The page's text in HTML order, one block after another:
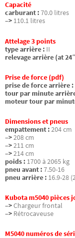
Capacité
carburant :70.0 litres
–> 110.1 litres
Attelage 3 points
type arrière : II
relevage arrière (at
Prise de force (pdf)
prise de force arrière :
tour par minute
moteur tour par
Dimensions et pneus
empattement :204 cm
–>208 cm
–>211 cm
–>214 cm
poids : 1700 à 2065 kg
pneu avant :7.50-16
pneu arrière : 16.9-28
Kubota m5040 pièces
–>Chargeur frontal
–> Rétrocaveuse
M5040 numéros de